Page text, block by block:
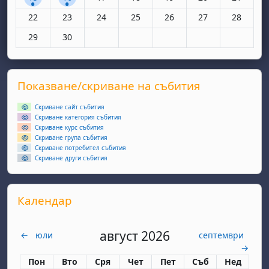
Няма събития, понеделник, 22 юни
22 Няма събития, вторник, 23 юни
23 Няма събития, сряда, 24 юни
24 Няма събития, четвъртък, 25 юни
25 Няма събития, петък, 26
26 Няма събития,
27 Няма
28
Няма събития, понеделник, 29 юни
29 Няма събития, вторник, 30 юни
30
Supplementary blocks
Прескочи Показване/скриване на събития
Показване/скриване на събития
Скриване сайт събития
Скриване категория събития
Скриване курс събития
Скриване група събития
Скриване потребител събития
Скриване други събития
Прескочи Календар
Календар
← юли август 2026
септември
→
Понеделник
Пон вторник
Вто сряда
Сря четвъртък
Чет петък
Пет събота
Съб неделя
Нед